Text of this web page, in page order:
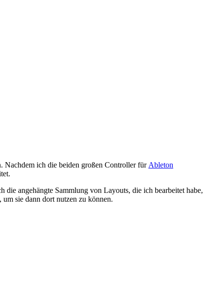
ich die beiden großen Controller für Ableton
angehängte Sammlung von Layouts, die ich bearbeitet habe,
sie dann dort nutzen zu können.